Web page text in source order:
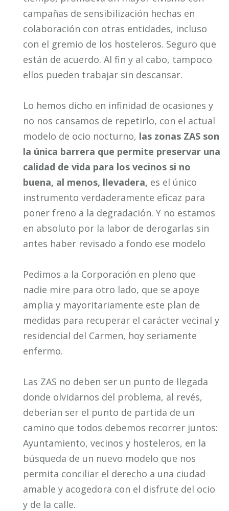
campañas de sensibilización hechas en
colaboración con otras entidades, incluso
con el gremio de los hosteleros. Seguro que
están de acuerdo. Al fin y al cabo, tampoco
ellos pueden trabajar sin descansar.
Lo hemos dicho en infinidad de ocasiones y
no nos cansamos de repetirlo, con el actual
modelo de ocio nocturno, las zonas ZAS son
la única barrera que permite preservar una
calidad de vida para los vecinos si no
buena, al menos, llevadera, es el único
instrumento verdaderamente eficaz para
poner freno a la degradación. Y no estamos
en absoluto por la labor de derogarlas sin
antes haber revisado a fondo ese modelo
Pedimos a la Corporación en pleno que
nadie mire para otro lado, que se apoye
amplia y mayoritariamente este plan de
medidas para recuperar el carácter vecinal y
residencial del Carmen, hoy seriamente
enfermo.
Las ZAS no deben ser un punto de llegada
donde olvidarnos del problema, al revés,
deberían ser el punto de partida de un
camino que todos debemos recorrer juntos:
Ayuntamiento, vecinos y hosteleros, en la
búsqueda de un nuevo modelo que nos
permita conciliar el derecho a una ciudad
amable y acogedora con el disfrute del ocio
y de la calle.